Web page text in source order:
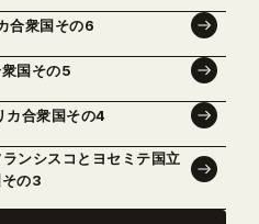
合衆国その6
国その5
合衆国その4
ンシスコとヨセミテ国立
の3